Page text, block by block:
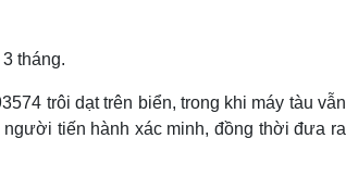
tháng.
trôi dạt trên biển, trong khi máy tàu vẫn
tiến hành xác minh, đồng thời đưa ra